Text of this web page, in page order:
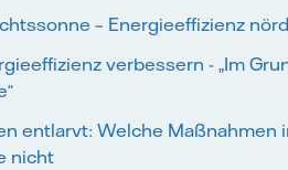
– Energieeffizienz
verbessern - „Im
entlarvt: Welche Maßnahmen
nicht